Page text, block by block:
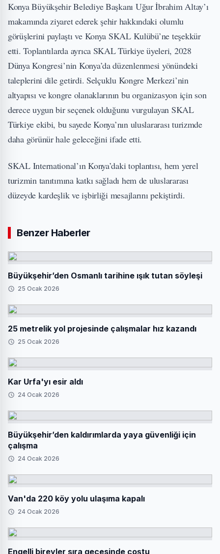
Konya Büyükşehir Belediye Başkanı Uğur İbrahim Altay’ı
makamında ziyaret ederek şehir hakkındaki olumlu
görüşlerini paylaştı ve Konya SKAL Kulübü’ne teşekkür
etti. Toplantılarda ayrıca SKAL Türkiye üyeleri, 2028
Dünya Kongresi’nin Konya’da düzenlenmesi yönündeki
taleplerini dile getirdi. Selçuklu Kongre Merkezi’nin
altyapısı ve kongre olanaklarının bu organizasyon için son
derece uygun bir seçenek olduğunu vurgulayan SKAL
Türkiye ekibi, bu sayede Konya’nın uluslararası turizmde
daha görünür hale geleceğini ifade etti.
SKAL International’ın Konya’daki toplantısı, hem yerel
turizmin tanıtımına katkı sağladı hem de uluslararası
düzeyde kardeşlik ve işbirliği mesajlarını pekiştirdi.
Benzer Haberler
Büyükşehir’den Osmanlı tarihine ışık tutan söyleşi
25 Ocak 2026
25 metrelik yol projesinde çalışmalar hız kazandı
25 Ocak 2026
Kar Urfa'yı esir aldı
24 Ocak 2026
Büyükşehir’den kaldırımlarda yaya güvenliği için
çalışma
24 Ocak 2026
Van'da 220 köy yolu ulaşıma kapalı
24 Ocak 2026
Engelli bireyler sıra gecesinde coştu